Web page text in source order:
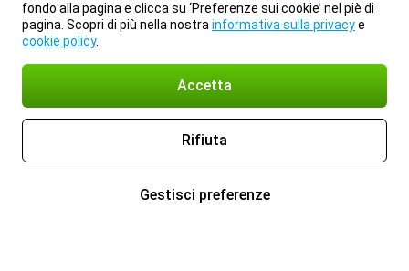
fondo alla pagina e clicca su ‘Preferenze sui cookie’ nel piè di
pagina. Scopri di più nella nostra informativa sulla privacye
cookie policy.
Accetta
Rifiuta
Gestisci preferenze